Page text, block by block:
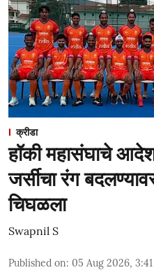
क्रीडा
हॉकी महासंघाचे
जर्सीचा रंग
चिघळला
Swapnil S
Published on: 05 Aug 2026,